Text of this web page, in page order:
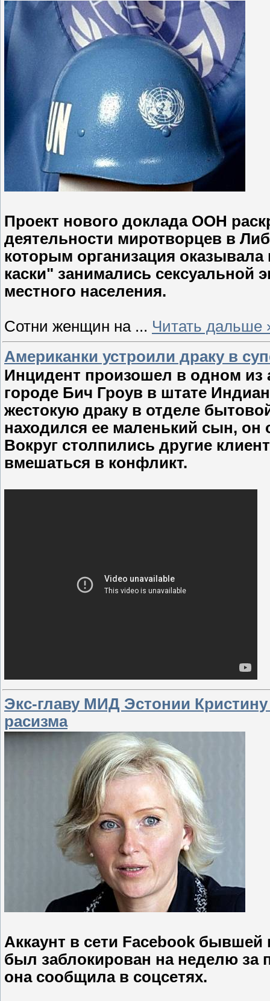
Проект нового доклада ООН
деятельности миротворцев в
которым организация
каски" занимались сексуальной
местного населения.
Сотни женщин на ... Читать дальше
Американки устроили драку в
Инцидент произошел в одном из
городе Бич Гроув в штате
жестокую драку в отделе
находился ее маленький сын, он
Вокруг столпились другие
вмешаться в конфликт.
Экс-главу МИД Эстонии
расизма
Аккаунт в сети Facebook
был заблокирован на неделю за
она сообщила в соцсетях.